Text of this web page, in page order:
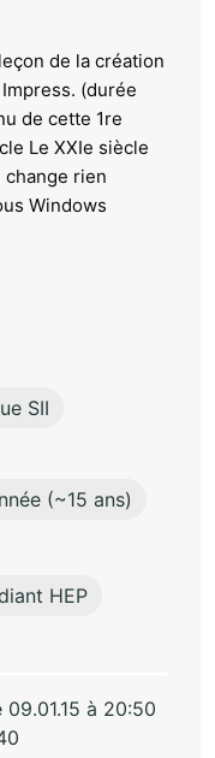
de la création
(durée
de cette 1re
Le XXIe siècle
rien
Windows
SII
(~15 ans)
HEP
à 20:50